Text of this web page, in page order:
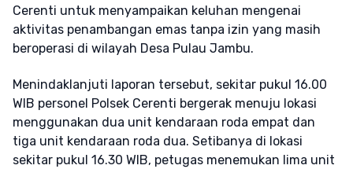
Cerenti untuk menyampaikan keluhan mengenai
aktivitas penambangan emas tanpa izin yang masih
beroperasi di wilayah Desa Pulau Jambu.
Menindaklanjuti laporan tersebut, sekitar pukul 16.00
WIB personel Polsek Cerenti bergerak menuju lokasi
menggunakan dua unit kendaraan roda empat dan
tiga unit kendaraan roda dua. Setibanya di lokasi
sekitar pukul 16.30 WIB, petugas menemukan lima unit